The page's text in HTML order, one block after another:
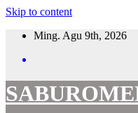
Skip to content
Ming. Agu 9th, 2026